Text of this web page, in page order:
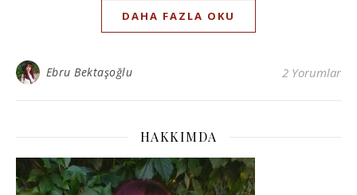
DAHA FAZLA OKU
Ebru Bektaşoğlu 2 Yorumlar
HAKKIMDA